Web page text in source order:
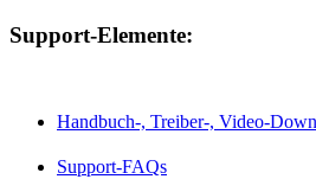
Support-Elemente:
Handbuch-, Treiber-, Video-
Support-FAQs